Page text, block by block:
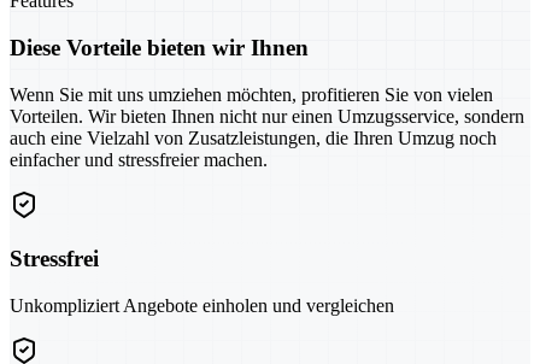
Diese Vorteile bieten wir Ihnen
Wenn Sie mit uns umziehen möchten, profitieren Sie von vielen
Vorteilen. Wir bieten Ihnen nicht nur einen Umzugsservice, sondern
auch eine Vielzahl von Zusatzleistungen, die Ihren Umzug noch
einfacher und stressfreier machen.
Stressfrei
Unkompliziert Angebote einholen und vergleichen